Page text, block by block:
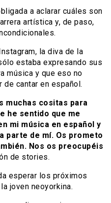
a aclarar cuáles son
artística y, de paso,
la diva de la
estaba expresando sus
música y que eso no
cantar en español.
muchas cositas para
he sentido que me
mi música en español y
parte de mí. Os prometo
Nos os preocupéis
de stories.
esperar los próximos
joven neoyorkina.